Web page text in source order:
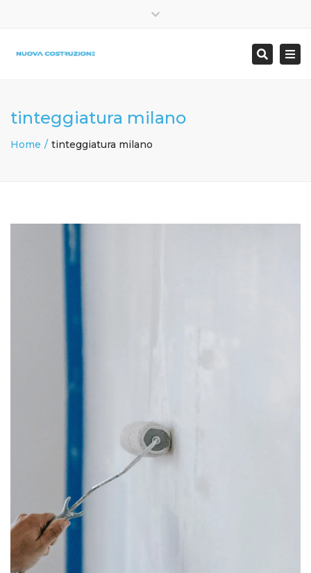
info@nuovacostruzione.com
Search
tinteggiatura milano
Home tinteggiatura milano